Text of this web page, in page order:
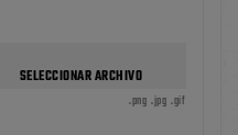
SELECCIONAR ARCHIVO
.png .jpg .gif